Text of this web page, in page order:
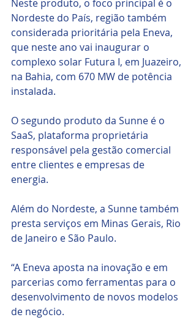
Neste produto, o foco principal é o
Nordeste do País, região também
considerada prioritária pela Eneva,
que neste ano vai inaugurar o
complexo solar Futura I, em Juazeiro,
na Bahia, com 670 MW de potência
instalada.
O segundo produto da Sunne é o
SaaS, plataforma proprietária
responsável pela gestão comercial
entre clientes e empresas de
energia.
Além do Nordeste, a Sunne também
presta serviços em Minas Gerais, Rio
de Janeiro e São Paulo.
“A Eneva aposta na inovação e em
parcerias como ferramentas para o
desenvolvimento de novos modelos
de negócio.